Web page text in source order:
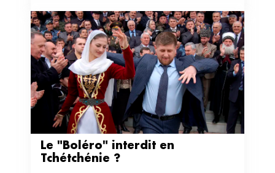
Le "Boléro" interdit en
Tchétchénie ?